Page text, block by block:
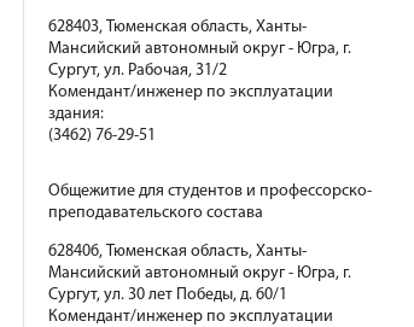
628403, Тюменская область, Ханты-
Мансийский автономный округ - Югра, г.
Сургут, ул. Рабочая, 31/2
Комендант/инженер по эксплуатации
здания:
(3462) 76-29-51
Общежитие для студентов и профессорско-
преподавательского состава
628406, Тюменская область, Ханты-
Мансийский автономный округ - Югра, г.
Сургут, ул. 30 лет Победы, д. 60/1
Комендант/инженер по эксплуатации